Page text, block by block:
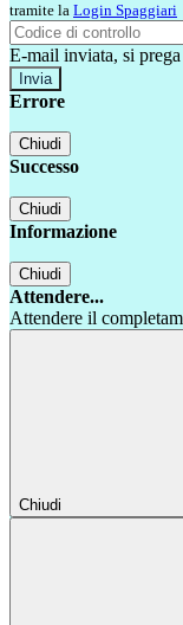
tramite la Login Spaggiari
E-mail inviata, si
Errore
Chiudi
Successo
Chiudi
Informazione
Chiudi
Attendere...
Attendere il
Chiudi